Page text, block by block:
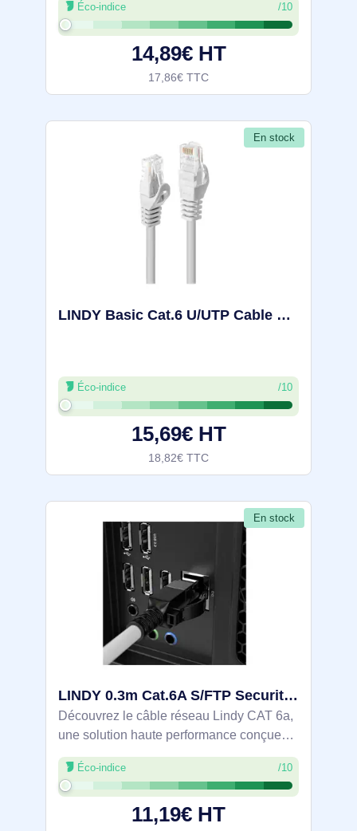
Éco-indice /10
14,89€ HT
17,86€ TTC
En stock
LINDY Basic Cat.6 U/UTP Cable White 10m - 48207
Éco-indice /10
15,69€ HT
18,82€ TTC
En stock
LINDY 0.3m Cat.6A S/FTP Security Network Cable Grey - 47600
Découvrez le câble réseau Lindy CAT 6a,
une solution haute performance conçue
pour répondre aux exigences des
environnements réseau modernes. Ce
câble de raccordement présente un calibre
Éco-indice /10
11,19€ HT